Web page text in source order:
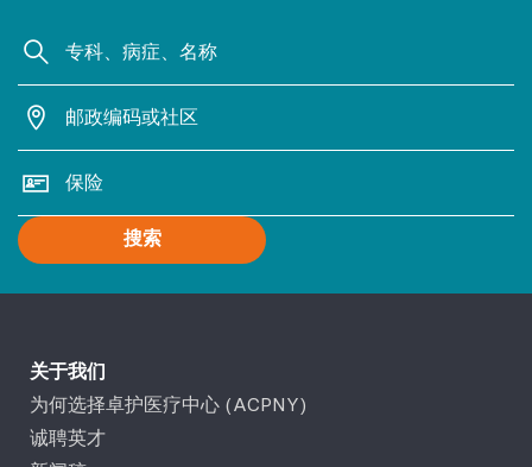
搜索
关于我们
为何选择卓护医疗中心 (ACPNY)
诚聘英才